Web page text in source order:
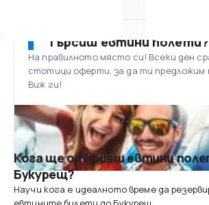
Търсиш евтини полети?
На правилното място си! Всеки ден
стотици оферти, за да ти предложим
Виж ги!
Кога ще откриеш евтини
Букурещ?
Научи кога е идеалното време да